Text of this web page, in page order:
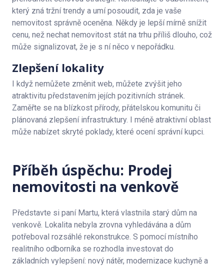
který zná tržní trendy a umí posoudit, zda je vaše
nemovitost správně oceněna. Někdy je lepší mírně snížit
cenu, než nechat nemovitost stát na trhu příliš dlouho, což
může signalizovat, že je s ní něco v nepořádku.
Zlepšení lokality
I když nemůžete změnit web, můžete zvýšit jeho
atraktivitu představením jejích pozitivních stránek.
Zaměřte se na blízkost přírody, přátelskou komunitu či
plánovaná zlepšení infrastruktury. I méně atraktivní oblast
může nabízet skryté poklady, které ocení správní kupci.
Příběh úspěchu: Prodej
nemovitosti na venkově
Představte si paní Martu, která vlastnila starý dům na
venkově. Lokalita nebyla zrovna vyhledávána a dům
potřeboval rozsáhlé rekonstrukce. S pomocí místního
realitního odborníka se rozhodla investovat do
základních vylepšení: nový nátěr, modernizace kuchyně a